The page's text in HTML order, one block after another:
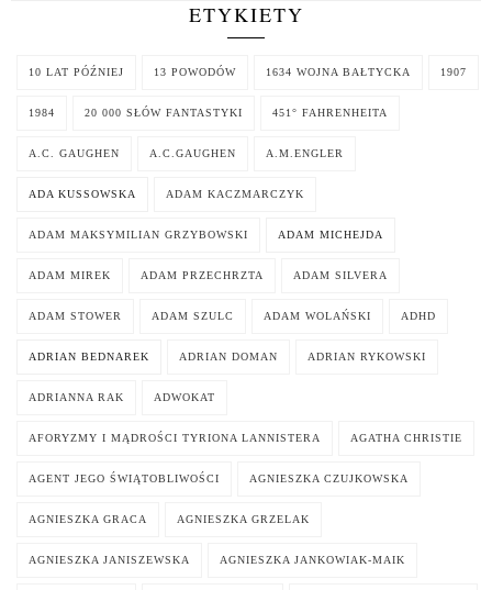
ETYKIETY
10 LAT PÓŹNIEJ 13 POWODÓW 1634 WOJNA BAŁTYCKA 1907
1984 20 000 SŁÓW FANTASTYKI 451° FAHRENHEITA
A.C. GAUGHEN A.C.GAUGHEN A.M.ENGLER
ADA KUSSOWSKA ADAM KACZMARCZYK
ADAM MAKSYMILIAN GRZYBOWSKI ADAM MICHEJDA
ADAM MIREK ADAM PRZECHRZTA ADAM SILVERA
ADAM STOWER ADAM SZULC ADAM WOLAŃSKI ADHD
ADRIAN BEDNAREK ADRIAN DOMAN ADRIAN RYKOWSKI
ADRIANNA RAK ADWOKAT
AFORYZMY I MĄDROŚCI TYRIONA LANNISTERA AGATHA CHRISTIE
AGENT JEGO ŚWIĄTOBLIWOŚCI AGNIESZKA CZUJKOWSKA
AGNIESZKA GRACA AGNIESZKA GRZELAK
AGNIESZKA JANISZEWSKA AGNIESZKA JANKOWIAK-MAIK